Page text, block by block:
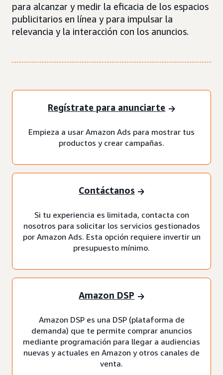
para alcanzar y medir la eficacia de los espacios
publicitarios en línea y para impulsar la
relevancia y la interacción con los anuncios.
Regístrate para anunciarte
Empieza a usar Amazon Ads para mostrar tus
productos y crear campañas.
Contáctanos
Si tu experiencia es limitada, contacta con
nosotros para solicitar los servicios gestionados
por Amazon Ads. Esta opción requiere invertir un
presupuesto mínimo.
Amazon DSP
Amazon DSP es una DSP (plataforma de
demanda) que te permite comprar anuncios
mediante programación para llegar a audiencias
nuevas y actuales en Amazon y otros canales de
venta.